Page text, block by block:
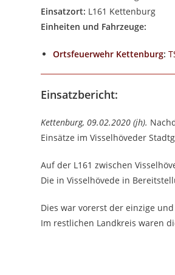
Einsatzort: L161 Kettenburg
Einheiten und Fahrzeuge:
Ortsfeuerwehr Kettenburg:
Einsatzbericht:
Kettenburg, 09.02.2020 (jh).
Einsätze im Visselhöveder
Auf der L161 zwischen
Die in Visselhövede in
Dies war vorerst der einzige
Im restlichen Landkreis waren